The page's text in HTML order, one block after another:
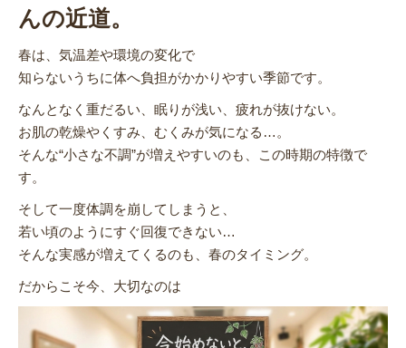
んの近道。
春は、気温差や環境の変化で
知らないうちに体へ負担がかかりやすい季節です。
なんとなく重だるい、眠りが浅い、疲れが抜けない。
お肌の乾燥やくすみ、むくみが気になる…。
そんな“小さな不調”が増えやすいのも、この時期の特徴で
す。
そして一度体調を崩してしまうと、
若い頃のようにすぐ回復できない…
そんな実感が増えてくるのも、春のタイミング。
だからこそ今、大切なのは